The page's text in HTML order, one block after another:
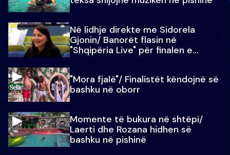
Në lidhje direkte me Sidorela
Gjonin/ Banorët flasin në
"Shqipëria Live" për finalen e
"Mora fjalë"/ Finalistët këndojnë së
bashku në oborr
Momente të bukura në shtëpi/
Laerti dhe Rozana hidhen së
bashku në pishinë